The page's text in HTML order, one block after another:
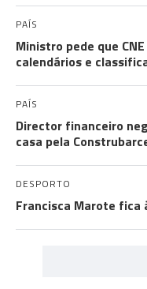
PAÍS
Ministro pede que
calendários e
PAÍS
Director financeiro
casa pela
DESPORTO
Francisca Marote fica